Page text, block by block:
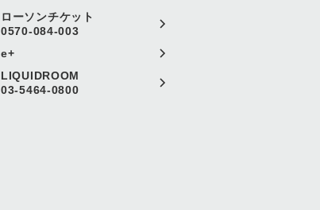
ローソンチケット
0570-084-003
e+
LIQUIDROOM
03-5464-0800